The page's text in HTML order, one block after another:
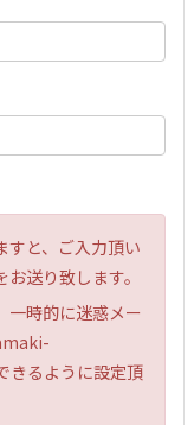
すと、ご入力頂い
送り致します。
一時的に迷惑メー
るように設定頂